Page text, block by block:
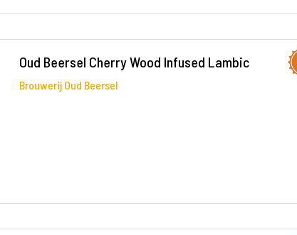
Oud Beersel Cherry Wood Infused Lambic
Brouwerij Oud Beersel